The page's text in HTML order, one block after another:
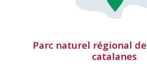
Parc naturel régional
catalanes